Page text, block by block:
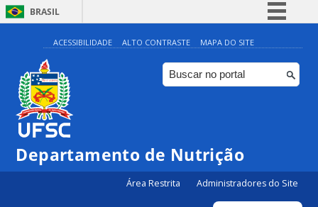
BRASIL
Simplifique!
Comunica BR
Participe
Canais
ACESSIBILIDADE ALTO CONTRASTE MAPA DO SITE
Departamento de Nutrição
Área Restrita Administradores do Site